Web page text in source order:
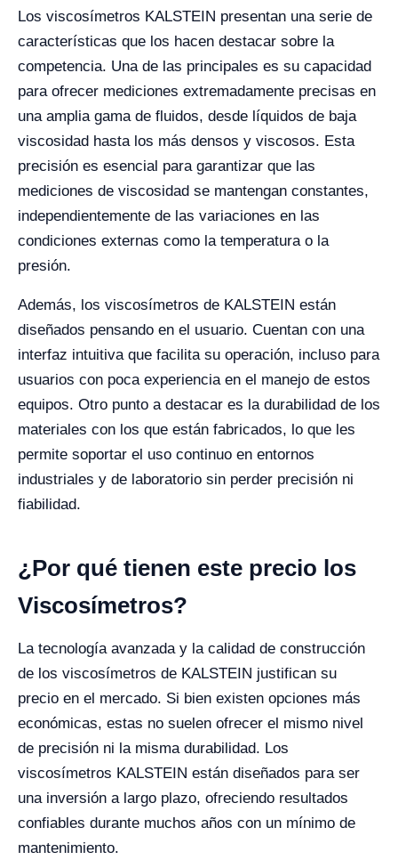
Los viscosímetros KALSTEIN presentan una serie de
características que los hacen destacar sobre la
competencia. Una de las principales es su capacidad
para ofrecer mediciones extremadamente precisas en
una amplia gama de fluidos, desde líquidos de baja
viscosidad hasta los más densos y viscosos. Esta
precisión es esencial para garantizar que las
mediciones de viscosidad se mantengan constantes,
independientemente de las variaciones en las
condiciones externas como la temperatura o la
presión.
Además, los viscosímetros de KALSTEIN están
diseñados pensando en el usuario. Cuentan con una
interfaz intuitiva que facilita su operación, incluso para
usuarios con poca experiencia en el manejo de estos
equipos. Otro punto a destacar es la durabilidad de los
materiales con los que están fabricados, lo que les
permite soportar el uso continuo en entornos
industriales y de laboratorio sin perder precisión ni
fiabilidad.
¿Por qué tienen este precio los
Viscosímetros?
La tecnología avanzada y la calidad de construcción
de los viscosímetros de KALSTEIN justifican su
precio en el mercado. Si bien existen opciones más
económicas, estas no suelen ofrecer el mismo nivel
de precisión ni la misma durabilidad. Los
viscosímetros KALSTEIN están diseñados para ser
una inversión a largo plazo, ofreciendo resultados
confiables durante muchos años con un mínimo de
mantenimiento.